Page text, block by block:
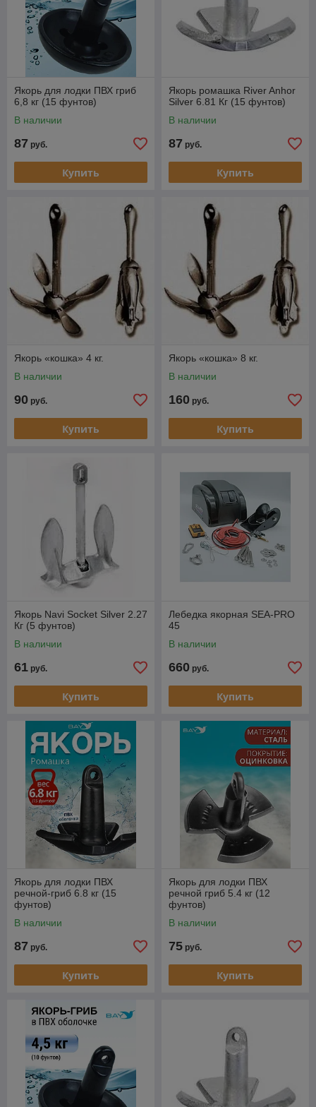
Якорь для лодки ПВХ гриб
6,8 кг (15 фунтов)
В наличии
87 руб.
Купить
Якорь ромашка River Anhor
Silver 6.81 Кг (15 фунтов)
В наличии
87 руб.
Купить
Якорь «кошка» 4 кг.
В наличии
90 руб.
Купить
Якорь «кошка» 8 кг.
В наличии
160 руб.
Купить
Якорь Navi Socket Silver 2.27
Кг (5 фунтов)
В наличии
61 руб.
Купить
Лебедка якорная SEA-PRO
45
В наличии
660 руб.
Купить
Якорь для лодки ПВХ
речной-гриб 6.8 кг (15
фунтов)
В наличии
87 руб.
Купить
Якорь для лодки ПВХ
речной гриб 5.4 кг (12
фунтов)
В наличии
75 руб.
Купить